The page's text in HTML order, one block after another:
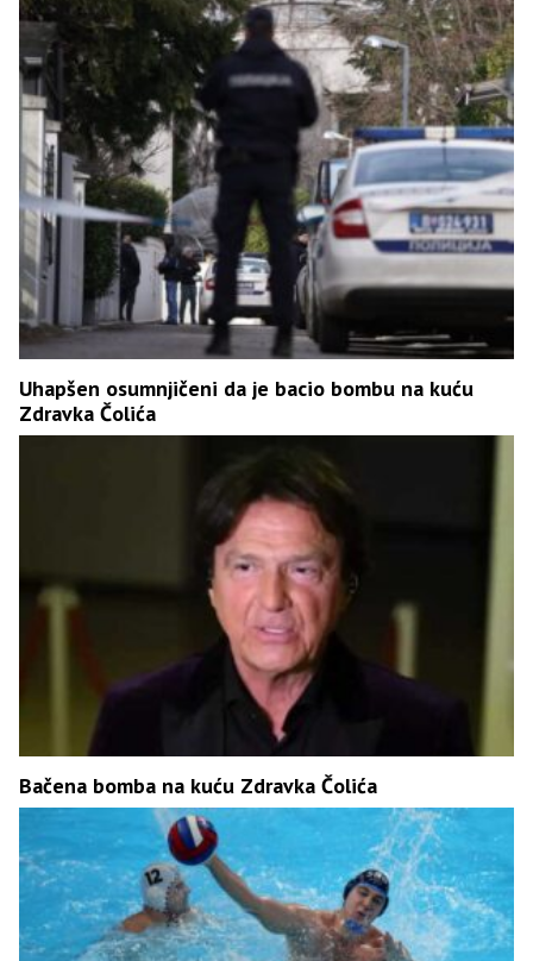
Uhapšen osumnjičeni da je bacio bombu na kuću
Zdravka Čolića
Bačena bomba na kuću Zdravka Čolića